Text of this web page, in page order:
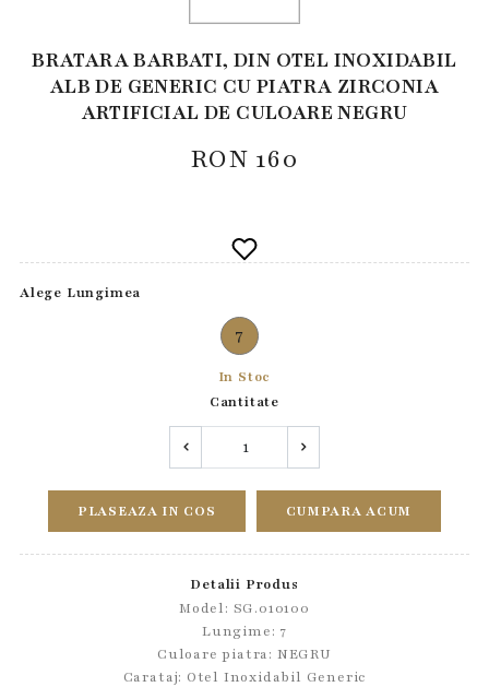
BRATARA BARBATI, DIN OTEL INOXIDABIL
ALB DE GENERIC CU PIATRA ZIRCONIA
ARTIFICIAL DE CULOARE NEGRU
RON 160
Alege Lungimea
7
In Stoc
Cantitate
PLASEAZA IN COS CUMPARA ACUM
Detalii Produs
Model: SG.010100
Lungime: 7
Culoare piatra: NEGRU
Carataj: Otel Inoxidabil Generic